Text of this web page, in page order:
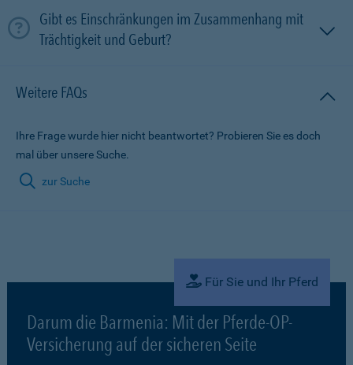
Gibt es Einschränkungen im Zusammenhang mit
Trächtigkeit und Geburt?
Weitere FAQs
Ihre Frage wurde hier nicht beantwortet? Probieren Sie es doch
mal über unsere Suche.
zur Suche
Für Sie und Ihr Pferd
Darum die Barmenia: Mit der Pferde-OP-
Versicherung auf der sicheren Seite